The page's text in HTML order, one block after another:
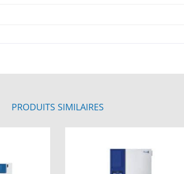
PRODUITS SIMILAIRES